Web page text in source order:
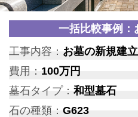
一括比較事例：
工事内容： お墓の新規建立
費用： 100万円
墓石タイプ：和型墓石
石の種類： G623